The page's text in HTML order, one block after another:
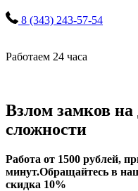
8 (343) 243-57-54
Работаем 24 часа
Взлом замков
сложности
Работа от 1500 рублей,
минут.Обращайтесь в
скидка 10%